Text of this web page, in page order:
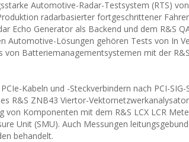
Automotive-Radar-Testsystem (RTS)
radarbasierter fortgeschrittener
Echo Generator als Backend und dem R&S
Automotive-Lösungen gehören Tests von In
Batteriemanagementsystemen mit der
Kabeln und -Steckverbindern nach PCI-
R&S ZNB43 Viertor-
Komponenten mit dem R&S LCX LCR
Unit (SMU). Auch Messungen
behandelt.